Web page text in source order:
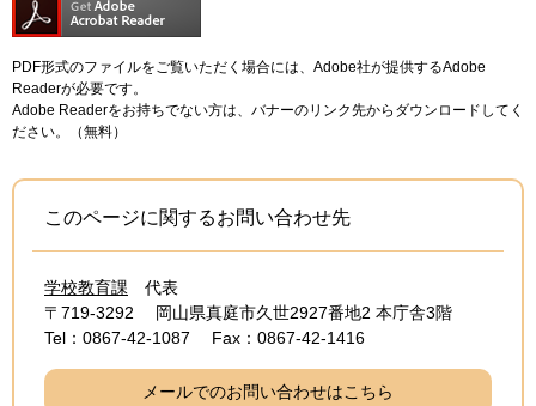
PDF形式のファイルをご覧いただく場合には、Adobe社が提供するAdobe
Readerが必要です。
Adobe Readerをお持ちでない方は、バナーのリンク先からダウンロードしてく
ださい。（無料）
このページに関するお問い合わせ先
学校教育課
代表
〒719-3292
岡山県真庭市久世2927番地2 本庁舎3階
Tel：0867-42-1087
Fax：0867-42-1416
メールでのお問い合わせはこちら